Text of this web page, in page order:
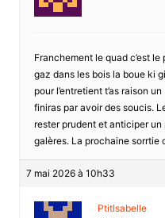
Franchement le quad c’est le
gaz dans les bois la boue ki
pour l’entretient t’as raison
finiras par avoir des soucis.
rester prudent et anticiper
galères. La prochaine sorrtie
7 mai 2026 à 10h33
PtitIsabelle